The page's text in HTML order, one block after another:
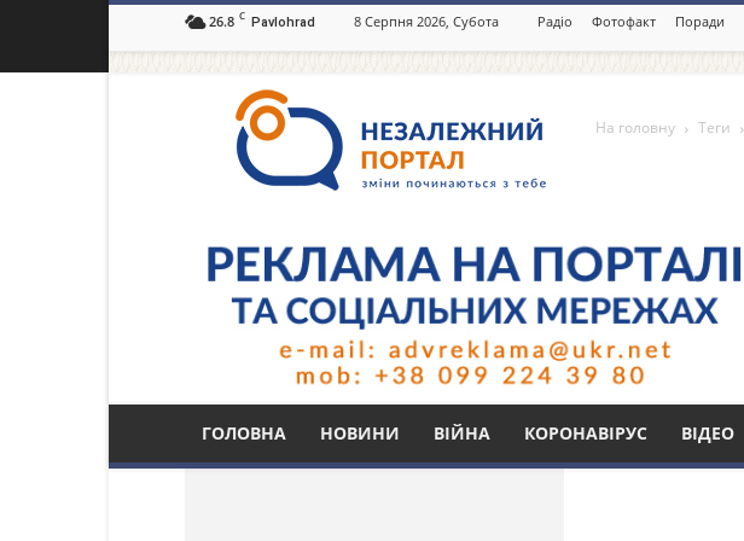
26.8 C Pavlohrad 8 Серпня 2026, Субота Радіо Фотофакт Поради
портал
Павлоград.dp.ua
ГОЛОВНА НОВИНИ ВІЙНА КОРОНАВІРУС ВІДЕО
На головну Теги
Тег: пес Бай